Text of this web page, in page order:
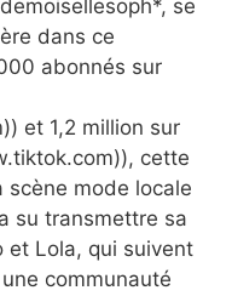
se
dans ce
abonnés sur
et 1,2 million sur
cette
scène mode locale
su transmettre sa
et Lola, qui suivent
communauté